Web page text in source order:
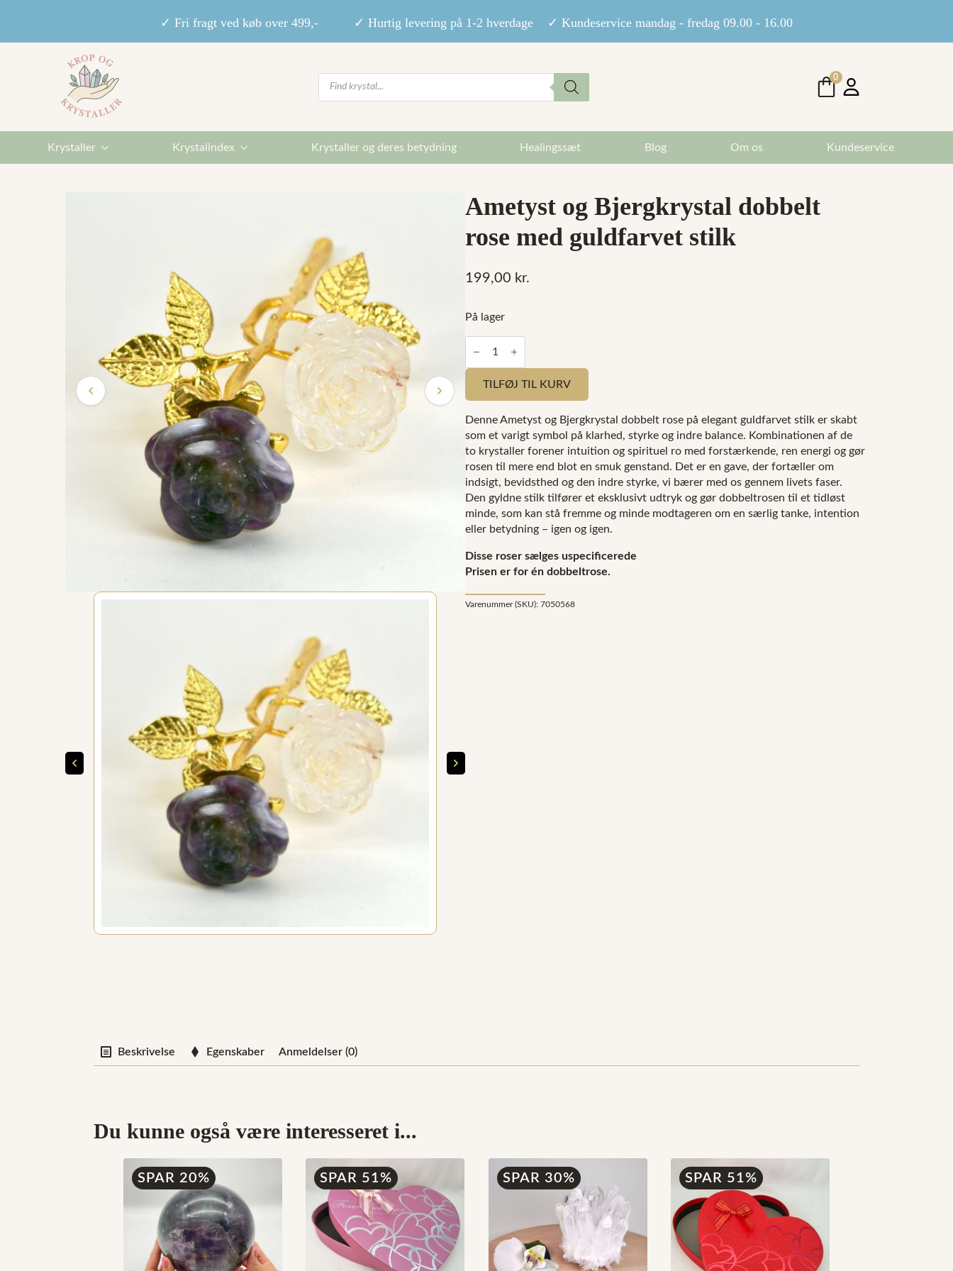
✓ Fri fragt ved køb over 499,- ✓ Hurtig levering på 1-2 hverdage ✓ Kundeservice mandag - fredag 09.00 - 16.00
Products
search
0
Krystaller Krystalindex Krystaller og deres betydning Healingssæt Blog Om os Kundeservice
Ametyst og Bjergkrystal dobbelt
rose med guldfarvet stilk
199,00 kr.
På lager
Ametyst
og
dobbelt
rose
med
stilk
antal
TILFØJ TIL KURV
Denne Ametyst og Bjergkrystal dobbelt rose på elegant guldfarvet stilk er skabt
som et varigt symbol på klarhed, styrke og indre balance. Kombinationen af de
to krystaller forener intuition og spirituel ro med forstærkende, ren energi og gør
rosen til mere end blot en smuk genstand. Det er en gave, der fortæller om
indsigt, bevidsthed og den indre styrke, vi bærer med os gennem livets faser.
Den gyldne stilk tilfører et eksklusivt udtryk og gør dobbeltrosen til et tidløst
minde, som kan stå fremme og minde modtageren om en særlig tanke, intention
eller betydning – igen og igen.
Disse roser sælges uspecificerede
Prisen er for én dobbeltrose.
Varenummer (SKU): 7050568
Beskrivelse Egenskaber Anmeldelser (0)
Du kunne også være interesseret i...
SPAR 20% SPAR 51% SPAR 30% SPAR 51%